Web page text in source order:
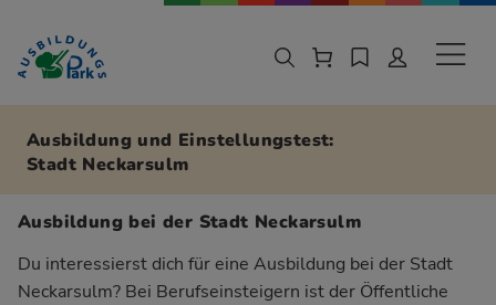
Zur Navigation springen
Zu den Hauptinhalten springen
Ausbildung und Einstellungstest:
Stadt Neckarsulm
Ausbildung bei der Stadt Neckarsulm
Du interessierst dich für eine Ausbildung bei der Stadt
Neckarsulm? Bei Berufseinsteigern ist der Öffentliche